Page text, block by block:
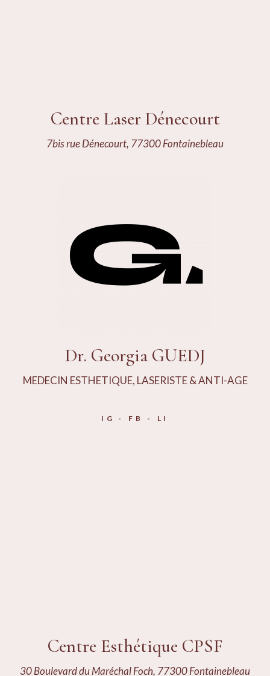
Centre Laser Dénecourt
7bis rue Dénecourt, 77300 Fontainebleau
Dr. Georgia GUEDJ
MEDECIN ESTHETIQUE, LASERISTE & ANTI-AGE
IG FB LI
Centre Esthétique CPSF
30 Boulevard du Maréchal Foch, 77300 Fontainebleau